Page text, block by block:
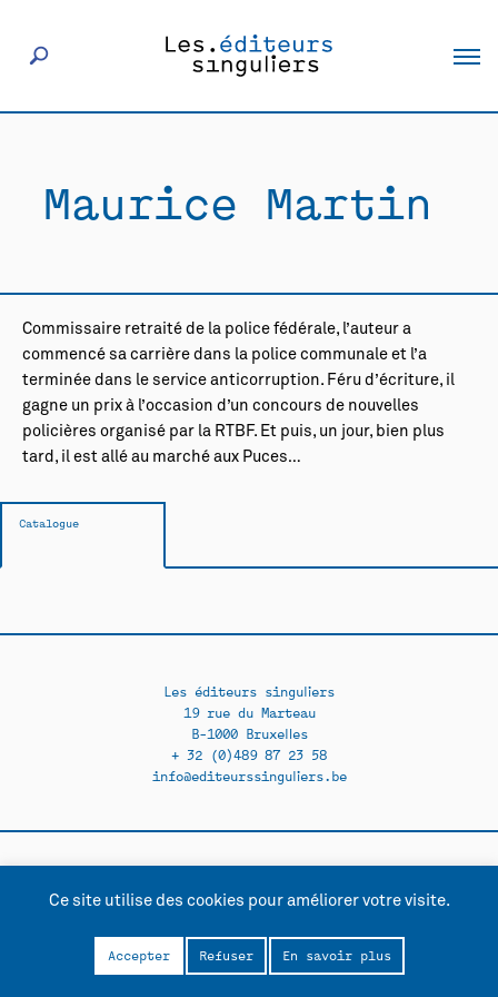
Éditeurs
Actualités
Rencontres
Maurice Martin
Commissaire retraité de la police fédérale, l’auteur a
commencé sa carrière dans la police communale et l’a
terminée dans le service anticorruption. Féru d’écriture, il
gagne un prix à l’occasion d’un concours de nouvelles
policières organisé par la RTBF. Et puis, un jour, bien plus
tard, il est allé au marché aux Puces…
Catalogue
Les éditeurs singuliers
19 rue du Marteau
B-1000 Bruxelles
+ 32 (0)489 87 23 58
info@editeurssinguliers.be
Politique de confidentialité
Ce site utilise des cookies pour améliorer votre visite.
Accepter Refuser En savoir plus